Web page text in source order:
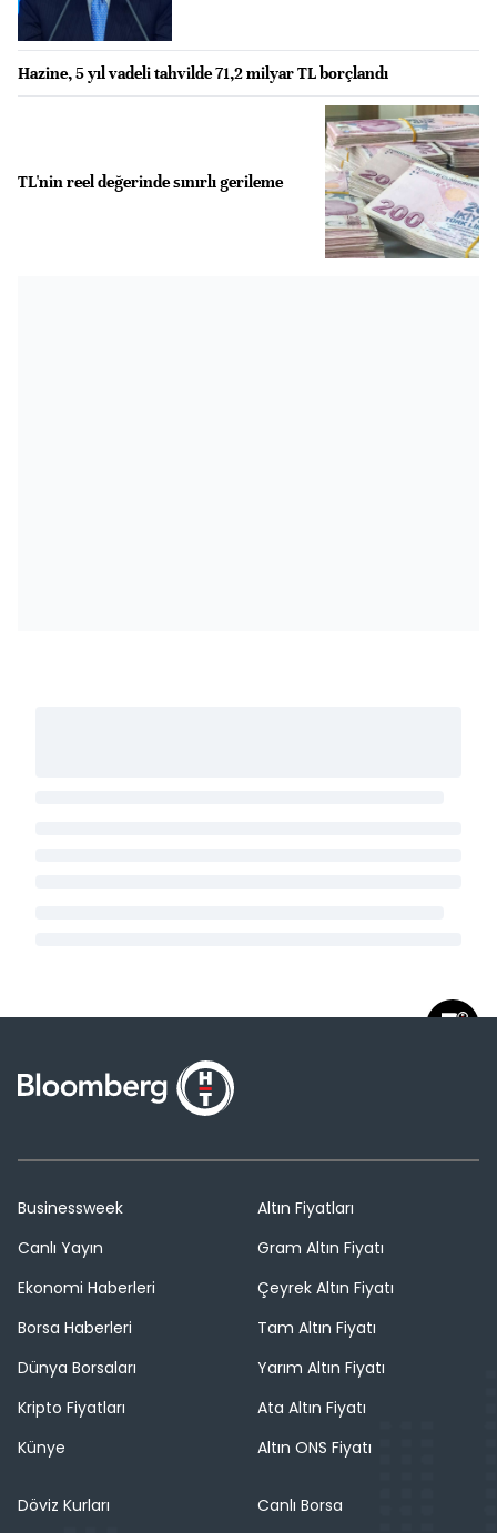
Hazine, 5 yıl vadeli tahvilde 71,2 milyar TL borçlandı
TL'nin reel değerinde sınırlı gerileme
Businessweek
Canlı Yayın
Ekonomi Haberleri
Borsa Haberleri
Dünya Borsaları
Kripto Fiyatları
Künye
Altın Fiyatları
Gram Altın Fiyatı
Çeyrek Altın Fiyatı
Tam Altın Fiyatı
Yarım Altın Fiyatı
Ata Altın Fiyatı
Altın ONS Fiyatı
Döviz Kurları
Canlı Borsa